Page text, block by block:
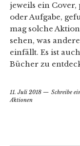
jeweils ein
oder Aufgabe,
mag solche
sehen, was
einfällt. Es ist
Bücher zu
11. Juli 2018
Schreibe
Aktionen